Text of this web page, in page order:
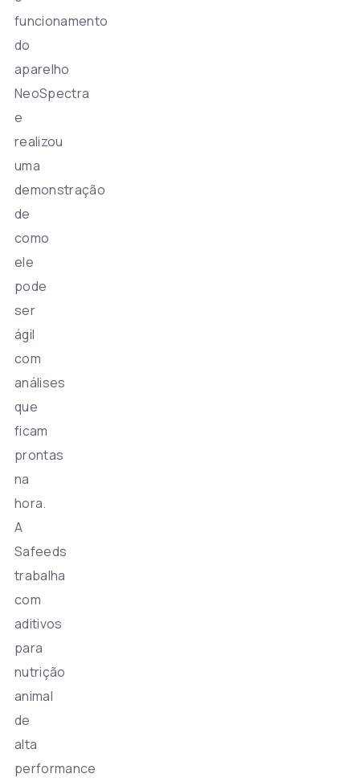
funcionamento
do
aparelho
NeoSpectra
e
realizou
uma
demonstração
de
como
ele
pode
ser
ágil
com
análises
que
ficam
prontas
na
hora.
A
Safeeds
trabalha
com
aditivos
para
nutrição
animal
de
alta
performance